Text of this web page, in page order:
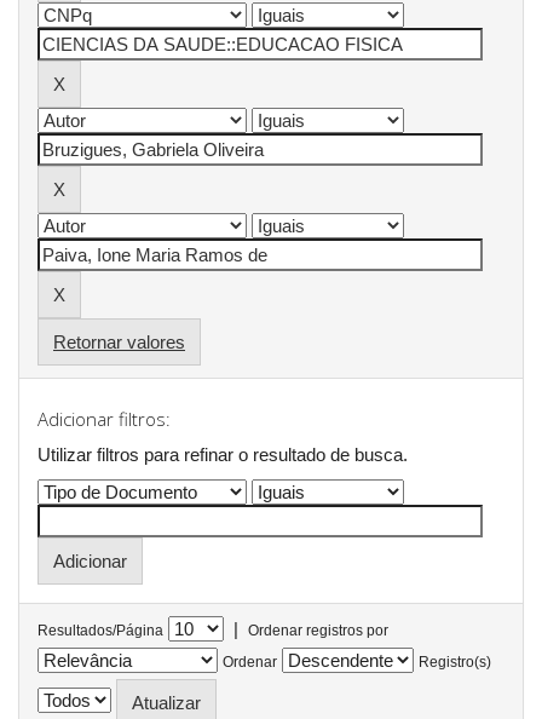
Retornar valores
Adicionar filtros:
Utilizar filtros para refinar o resultado de busca.
Resultados/Página |
Ordenar registros por
Ordenar
Registro(s)